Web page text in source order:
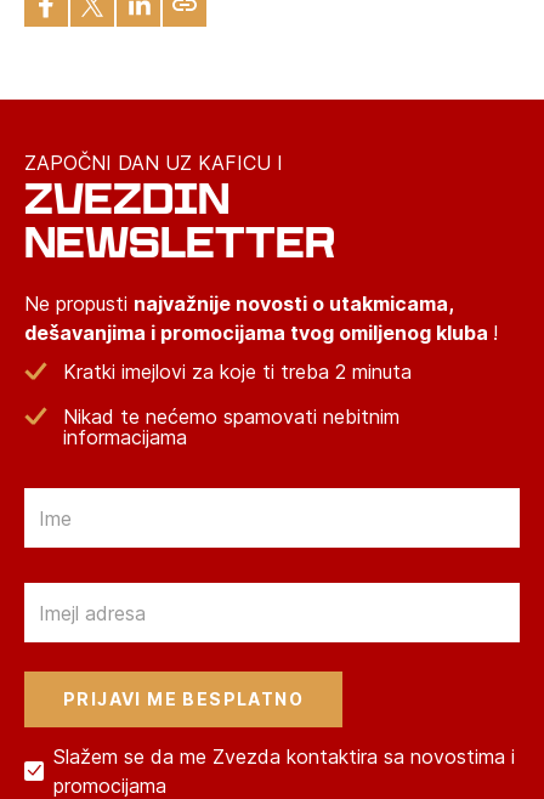
ZAPOČNI DAN UZ KAFICU I
ZVEZDIN
NEWSLETTER
Ne propusti najvažnije novosti o utakmicama,
dešavanjima i promocijama tvog omiljenog kluba !
Kratki imejlovi za koje ti treba 2 minuta
Nikad te nećemo spamovati nebitnim
informacijama
Slažem se da me Zvezda kontaktira sa novostima i
promocijama